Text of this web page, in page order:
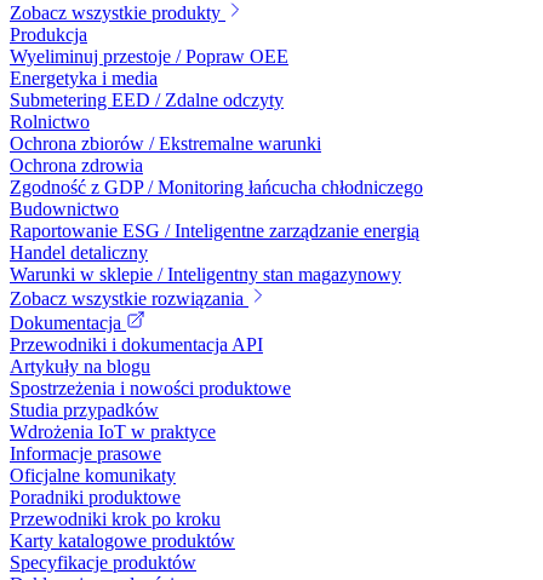
Zobacz wszystkie produkty
Produkcja
Wyeliminuj przestoje / Popraw OEE
Energetyka i media
Submetering EED / Zdalne odczyty
Rolnictwo
Ochrona zbiorów / Ekstremalne warunki
Ochrona zdrowia
Zgodność z GDP / Monitoring łańcucha chłodniczego
Budownictwo
Raportowanie ESG / Inteligentne zarządzanie energią
Handel detaliczny
Warunki w sklepie / Inteligentny stan magazynowy
Zobacz wszystkie rozwiązania
Dokumentacja
Przewodniki i dokumentacja API
Artykuły na blogu
Spostrzeżenia i nowości produktowe
Studia przypadków
Wdrożenia IoT w praktyce
Informacje prasowe
Oficjalne komunikaty
Poradniki produktowe
Przewodniki krok po kroku
Karty katalogowe produktów
Specyfikacje produktów